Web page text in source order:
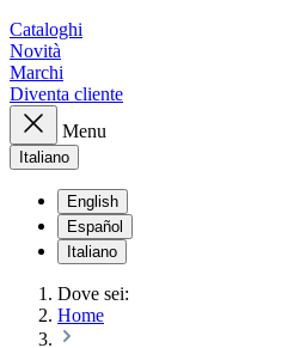
Cataloghi
Novità
Marchi
Diventa cliente
Menu
Italiano
English
Español
Italiano
Dove sei:
Home